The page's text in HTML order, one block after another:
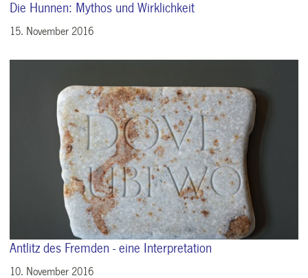
Die Hunnen: Mythos und Wirklichkeit
15. November 2016
Antlitz des Fremden - eine Interpretation
10. November 2016